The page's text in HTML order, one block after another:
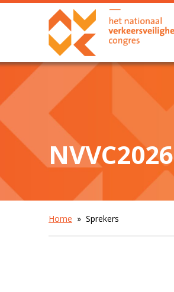
NVVC2026
Home » Sprekers